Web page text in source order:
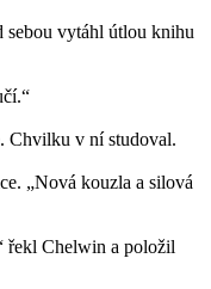
sebou vytáhl útlou knihu
Chvilku v ní studoval.
„Nová kouzla a silová
řekl Chelwin a položil